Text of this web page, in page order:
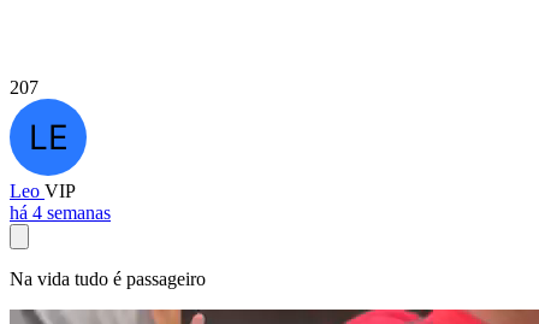
207
Leo VIP
há 4 semanas
Na vida tudo é passageiro